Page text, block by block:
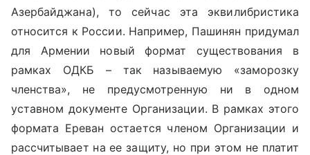
Азербайджана), то сейчас эта эквилибристика
относится к России. Например, Пашинян придумал
для Армении новый формат существования в
рамках ОДКБ – так называемую «заморозку
членства», не предусмотренную ни в одном
уставном документе Организации. В рамках этого
формата Ереван остается членом Организации и
рассчитывает на ее защиту, но при этом не платит